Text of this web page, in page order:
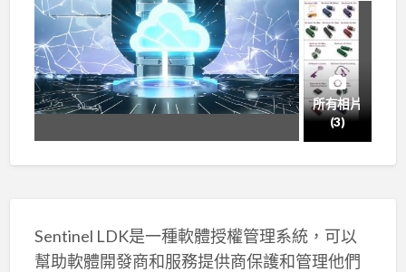
所有相片
(3)
Sentinel LDK是一種軟體授權管理系統，可以
幫助軟體開發商和服務提供商保護和管理他們